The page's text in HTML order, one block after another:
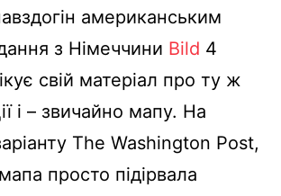
американським
з Німеччини Bild 4
свій матеріал про ту ж
і – звичайно мапу. На
The Washington Post,
просто підірвала